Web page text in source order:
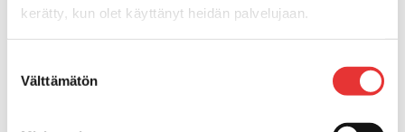
kerätty, kun olet käyttänyt heidän palvelujaan.
valinta
Välttämätön
Näytä kaikki Kaiuttimet »